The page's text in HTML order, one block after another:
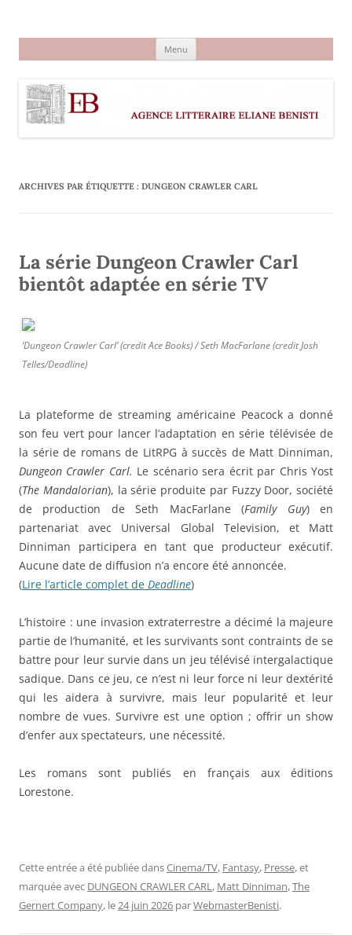
Menu
ARCHIVES PAR ÉTIQUETTE : DUNGEON CRAWLER CARL
La série Dungeon Crawler Carl
bientôt adaptée en série TV
‘Dungeon Crawler Carl’ (credit Ace Books) / Seth MacFarlane (credit Josh
Telles/Deadline)
La plateforme de streaming américaine Peacock a donné
son feu vert pour lancer l’adaptation en série télévisée de
la série de romans de LitRPG à succès de Matt Dinniman,
Dungeon Crawler Carl. Le scénario sera écrit par Chris Yost
(The Mandalorian), la série produite par Fuzzy Door, société
de production de Seth MacFarlane (Family Guy) en
partenariat avec Universal Global Television, et Matt
Dinniman participera en tant que producteur exécutif.
Aucune date de diffusion n’a encore été annoncée.
(Lire l’article complet de Deadline)
L’histoire : une invasion extraterrestre a décimé la majeure
partie de l’humanité, et les survivants sont contraints de se
battre pour leur survie dans un jeu télévisé intergalactique
sadique. Dans ce jeu, ce n’est ni leur force ni leur dextérité
qui les aidera à survivre, mais leur popularité et leur
nombre de vues. Survivre est une option ; offrir un show
d’enfer aux spectateurs, une nécessité.
Les romans sont publiés en français aux éditions
Lorestone.
Cette entrée a été publiée dansCinema/TV, Fantasy, Presse, et
marquée avec DUNGEON CRAWLER CARL, Matt Dinniman,The
Gernert Company, le24 juin 2026 parWebmasterBenisti.